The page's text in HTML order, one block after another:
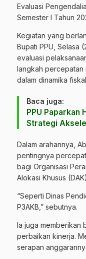
Evaluasi
Semester I Tahun
Kegiatan yang
Bupati PPU, Selasa
evaluasi
langkah percepatan
dalam dinamika
Baca juga:
PPU Paparkan
Strategi
Dalam arahannya,
pentingnya
bagi Organisasi
Alokasi Khusus
“Seperti Dinas
P3AKB,” sebutnya.
Ia juga memberikan
perbaikan kinerja.
serapan